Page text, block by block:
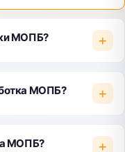
МОПБ? +
общественных,
МОПБ? +
МОПБ? +